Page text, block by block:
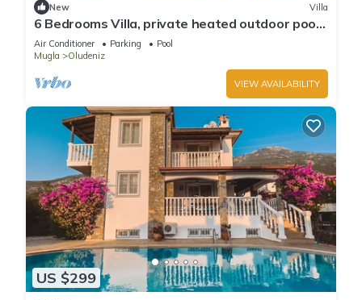
New Villa
6 Bedrooms Villa, private heated outdoor pool.
Pool table, table tennis. WiFi
Air Conditioner Parking
Pool
Mugla
Oludeniz
VIEW AVAILABILITY
US $299